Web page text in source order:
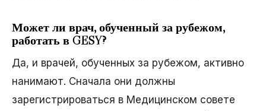
Может ли врач, обученный за рубежом,
работать в GESY?
Да, и врачей, обученных за рубежом, активно
нанимают. Сначала они должны
зарегистрироваться в Медицинском совете